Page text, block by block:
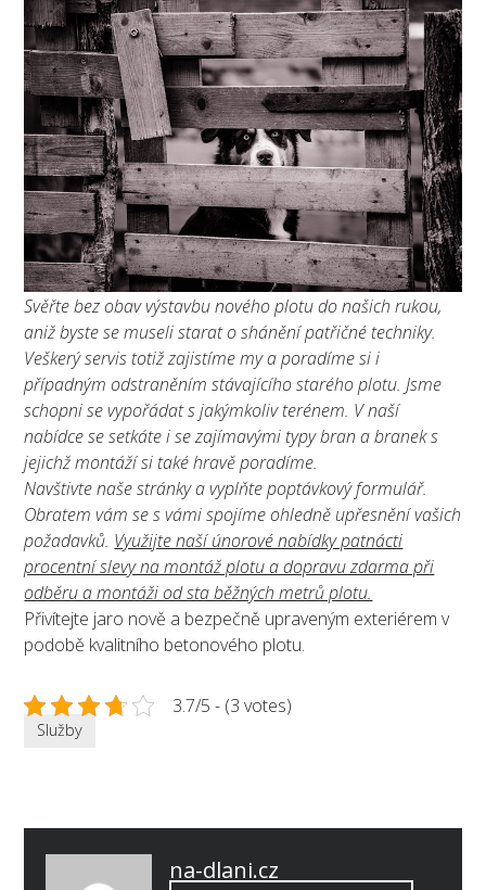
Svěřte bez obav výstavbu nového plotu do našich rukou,
aniž byste se museli starat o shánění patřičné techniky.
Veškerý servis totiž zajistíme my a poradíme si i
případným odstraněním stávajícího starého plotu. Jsme
schopni se vypořádat s jakýmkoliv terénem. V naší
nabídce se setkáte i se zajímavými typy bran a branek s
jejichž montáží si také hravě poradíme.
Navštivte naše stránky a vyplňte poptávkový formulář.
Obratem vám se s vámi spojíme ohledně upřesnění vašich
požadavků. Využijte naší únorové nabídky patnácti
procentní slevy na montáž plotu a dopravu zdarma při
odběru a montáži od sta běžných metrů plotu.
Přivítejte jaro nově a bezpečně upraveným exteriérem v
podobě kvalitního betonového plotu.
3.7/5 - (3 votes)
Služby
Published
na-dlani.cz